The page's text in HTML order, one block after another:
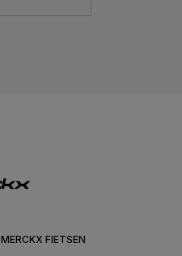
MERCKX FIETSEN